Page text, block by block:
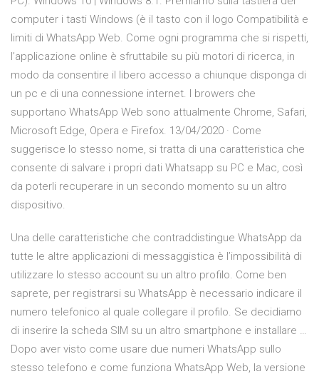
computer i tasti Windows (è il tasto con il logo Compatibilità e
limiti di WhatsApp Web. Come ogni programma che si rispetti,
l’applicazione online è sfruttabile su più motori di ricerca, in
modo da consentire il libero accesso a chiunque disponga di
un pc e di una connessione internet. I browers che
supportano WhatsApp Web sono attualmente Chrome, Safari,
Microsoft Edge, Opera e Firefox. 13/04/2020 · Come
suggerisce lo stesso nome, si tratta di una caratteristica che
consente di salvare i propri dati Whatsapp su PC e Mac, così
da poterli recuperare in un secondo momento su un altro
dispositivo.
Una delle caratteristiche che contraddistingue WhatsApp da
tutte le altre applicazioni di messaggistica è l’impossibilità di
utilizzare lo stesso account su un altro profilo. Come ben
saprete, per registrarsi su WhatsApp è necessario indicare il
numero telefonico al quale collegare il profilo. Se decidiamo
di inserire la scheda SIM su un altro smartphone e installare …
Dopo aver visto come usare due numeri WhatsApp sullo
stesso telefono e come funziona WhatsApp Web, la versione